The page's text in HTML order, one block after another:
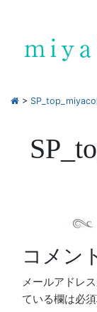
>
コメン
メールアドレ
ている欄は必